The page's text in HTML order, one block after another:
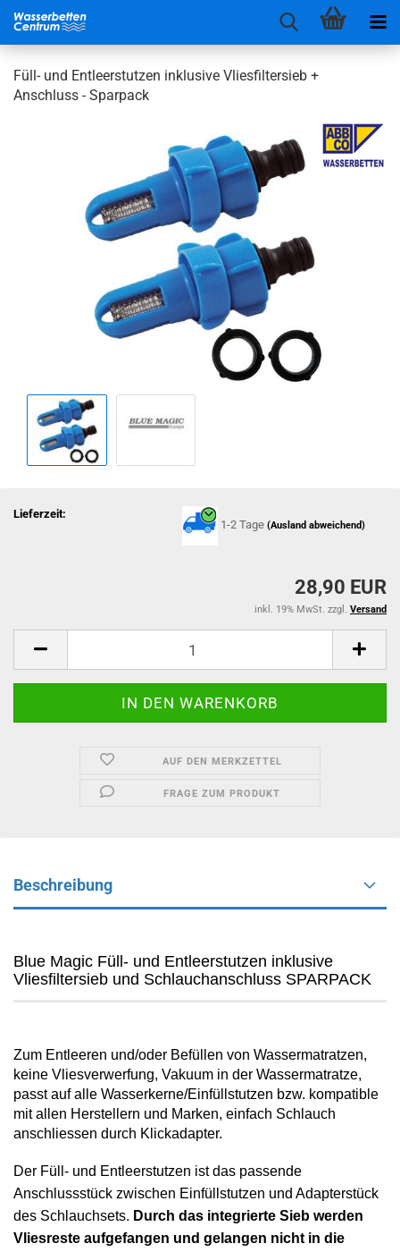
Füll- und Entleerstutzen inklusive Vliesfiltersieb +
Anschluss - Sparpack
Lieferzeit:
1-2 Tage(Ausland abweichend)
28,90 EUR
inkl. 19% MwSt. zzgl. Versand
AUF DEN MERKZETTEL
FRAGE ZUM PRODUKT
Beschreibung
Blue Magic Füll- und Entleerstutzen inklusive
Vliesfiltersieb und Schlauchanschluss SPARPACK
Zum Entleeren und/oder Befüllen von Wassermatratzen,
keine Vliesverwerfung, Vakuum in der Wassermatratze,
passt auf alle Wasserkerne/Einfüllstutzen bzw. kompatible
mit allen Herstellern und Marken, einfach Schlauch
anschliessen durch Klickadapter.
Der Füll- und Entleerstutzen ist das passende
Anschlussstück zwischen Einfüllstutzen und Adapterstück
des Schlauchsets. Durch das integrierte Sieb werden
Vliesreste aufgefangen und gelangen nicht in die